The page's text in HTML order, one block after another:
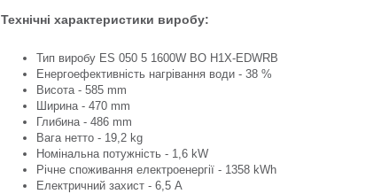
Технічні характеристики виробу:
Тип виробу ES 050 5 1600W BO H1X-EDWRB
Енергоефективність нагрівання води - 38 %
Висота - 585 mm
Ширина - 470 mm
Глибина - 486 mm
Вага нетто - 19,2 kg
Номінальна потужність - 1,6 kW
Річне споживання електроенергії - 1358 kWh
Електричний захист - 6,5 A